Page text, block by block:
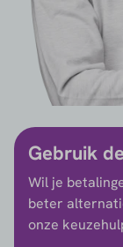
Gebruik
Wil je
beter
onze